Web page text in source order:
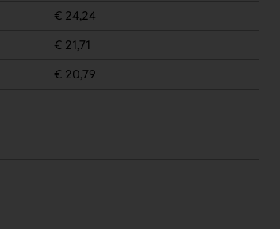
€ 24,24
€ 21,71
€ 20,79